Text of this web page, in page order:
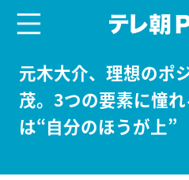
元木大介、理想のポ
茂。3つの要素に憧
は“自分のほうが上”